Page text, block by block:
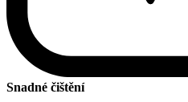
Snadné čištění